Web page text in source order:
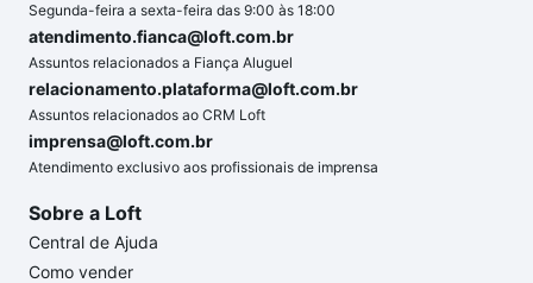
Segunda-feira a sexta-feira das 9:00 às 18:00
atendimento.fianca@loft.com.br
Assuntos relacionados a Fiança Aluguel
relacionamento.plataforma@loft.com.br
Assuntos relacionados ao CRM Loft
imprensa@loft.com.br
Atendimento exclusivo aos profissionais de imprensa
Sobre a Loft
Central de Ajuda
Como vender